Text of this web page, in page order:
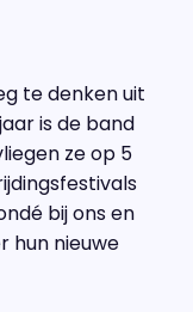
te denken uit
is de band
ze op 5
bij ons en
hun nieuwe